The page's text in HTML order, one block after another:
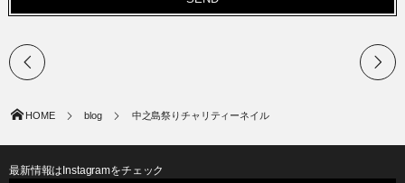
HOME blog 中之島祭りチャリティーネイル
最新情報はInstagramをチェック